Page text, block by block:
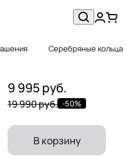
Серебряные кольца
9 995 руб.
19 990 руб. -50%
В корзину